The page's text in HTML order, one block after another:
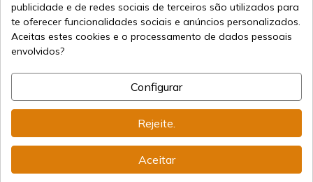
Frete Internacional
Informação
info@aceros-de-hispania.com
(+34)978 877 088
publicidade e de redes sociais de terceiros são utilizados para
te oferecer funcionalidades sociais e anúncios personalizados.
Aceitas estes cookies e o processamento de dados pessoais
envolvidos?
Configurar
Rejeite.
Aceitar